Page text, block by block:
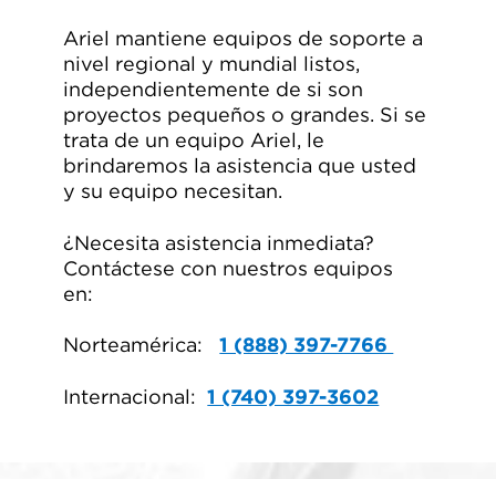
Ariel mantiene equipos de soporte a
nivel regional y mundial listos,
independientemente de si son
proyectos pequeños o grandes. Si se
trata de un equipo Ariel, le
brindaremos la asistencia que usted
y su equipo necesitan.
¿Necesita asistencia inmediata?
Contáctese con nuestros equipos
en:
Norteamérica:1 (888) 397-7766
Internacional:1 (740) 397-3602